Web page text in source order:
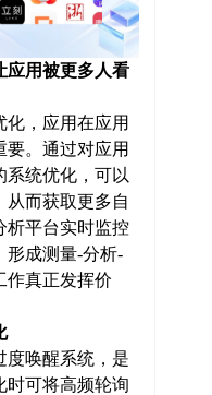
应用被更多人看
，应用在应用
。通过对应用
系统优化，可以
从而获取更多自
析平台实时监控
形成测量-分析-
作真正发挥价
唤醒系统，是
时可将高频轮询